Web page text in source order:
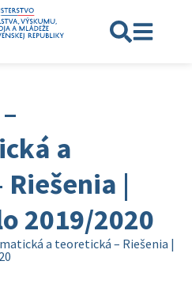
a
|
2019/2020
a teoretická – Riešenia |